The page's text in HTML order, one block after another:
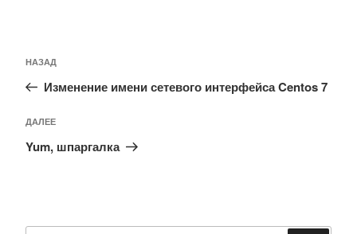
Навигация
по
записям
Предыдущая
запись:
НАЗАД
Изменение имени сетевого интерфейса Centos 7
Следующая
запись
ДАЛЕЕ
Yum, шпаргалка